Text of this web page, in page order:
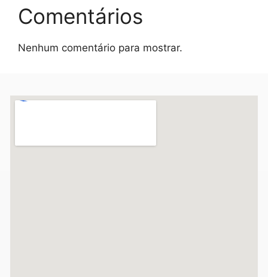
Comentários
Nenhum comentário para mostrar.